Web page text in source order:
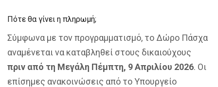
Πότε θα γίνει η πληρωμή;
Σύμφωνα με τον προγραμματισμό, το Δώρο Πάσχα
αναμένεται να καταβληθεί στους δικαιούχους
πριν από τη Μεγάλη Πέμπτη, 9 Απριλίου 2026. Οι
επίσημες ανακοινώσεις από το Υπουργείο